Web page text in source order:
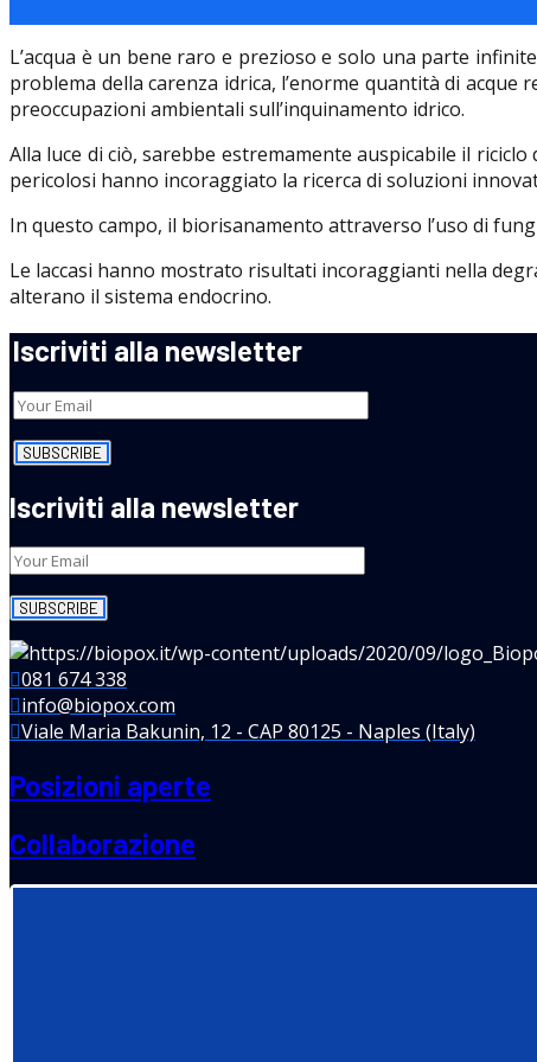
L’acqua è un bene raro e prezioso e solo una parte
problema della carenza idrica, l’enorme quantità di
preoccupazioni ambientali sull’inquinamento idrico.
Alla luce di ciò, sarebbe estremamente auspicabile il
pericolosi hanno incoraggiato la ricerca di soluzioni
In questo campo, il biorisanamento attraverso l’uso di
Le laccasi hanno mostrato risultati incoraggianti nella
alterano il sistema endocrino.
Iscriviti alla newsletter
Iscriviti alla newsletter
081 674 338
info@biopox.com
Viale Maria Bakunin, 12 - CAP 80125 - Naples (Italy)
Posizioni aperte
Collaborazione